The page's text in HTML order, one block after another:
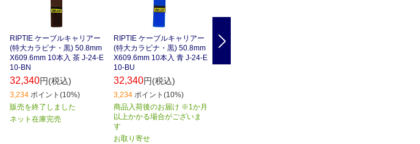
RIPTIE ケーブルキャリアー
(特大カラビナ・黒) 50.8mm
X609.6mm 10本入 茶 J-24-E
10-BN
32,340円(税込)
3,234 ポイント(10%)
販売を終了しました
ネット在庫完売
RIPTIE ケーブルキャリアー
(特大カラビナ・黒) 50.8mm
X609.6mm 10本入 青 J-24-E
10-BU
32,340円(税込)
3,234 ポイント(10%)
商品入荷後のお届け ※1か月
以上かかる場合がございま
す
お取り寄せ
RIPTIE ケーブルキャリアー
(特大カラビナ・黒) 50.8mm
10-GN